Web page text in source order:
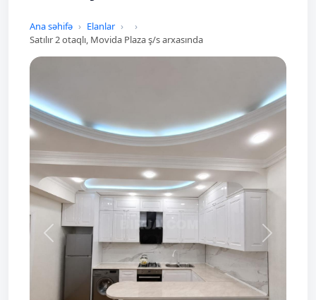
Ana səhifə
Elanlar
Satılır 2 otaqlı, Movida Plaza ş/s arxasında
Prev Next